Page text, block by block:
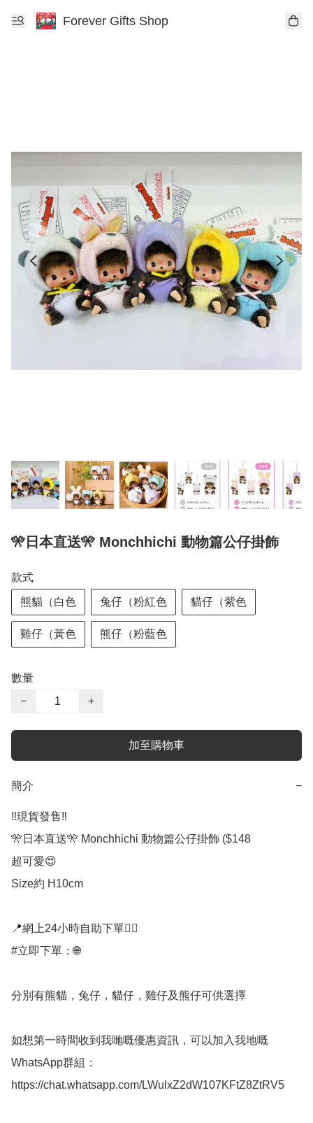
Forever Gifts Shop
🎌日本直送🎌 Monchhichi 動物篇公仔掛飾
款式
熊貓（白色 兔仔（粉紅色 貓仔（紫色
雞仔（黃色 熊仔（粉藍色
數量
−
+
加至購物車
簡介 −
‼️現貨發售‼️
🎌日本直送🎌 Monchhichi 動物篇公仔掛飾 ($148
超可愛😍
Size約 H10cm
📍網上24小時自助下單👍🏻
#立即下單：🌐
分別有熊貓，兔仔，貓仔，雞仔及熊仔可供選擇
如想第一時間收到我哋嘅優惠資訊，可以加入我地嘅
WhatsApp群組：
https://chat.whatsapp.com/LWulxZ2dW107KFtZ8ZtRV5